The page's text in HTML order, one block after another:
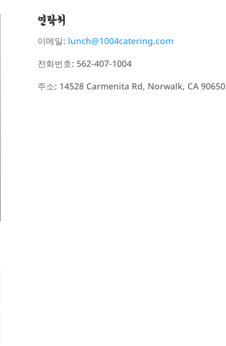
연락처
이메일: lunch@1004catering.com
전화번호: 562-407-1004
주소: 14528 Carmenita Rd, Norwalk, CA 90650